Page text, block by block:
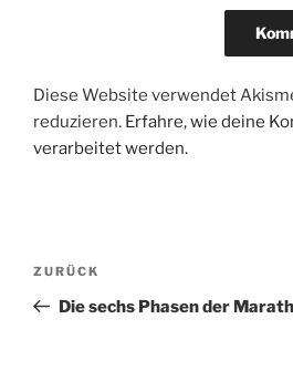
Diese Website verwendet
reduzieren. Erfahre, wie deine
verarbeitet werden.
Beitragsnavigation
Vorheriger
Beitrag
ZURÜCK
Die sechs Phasen der